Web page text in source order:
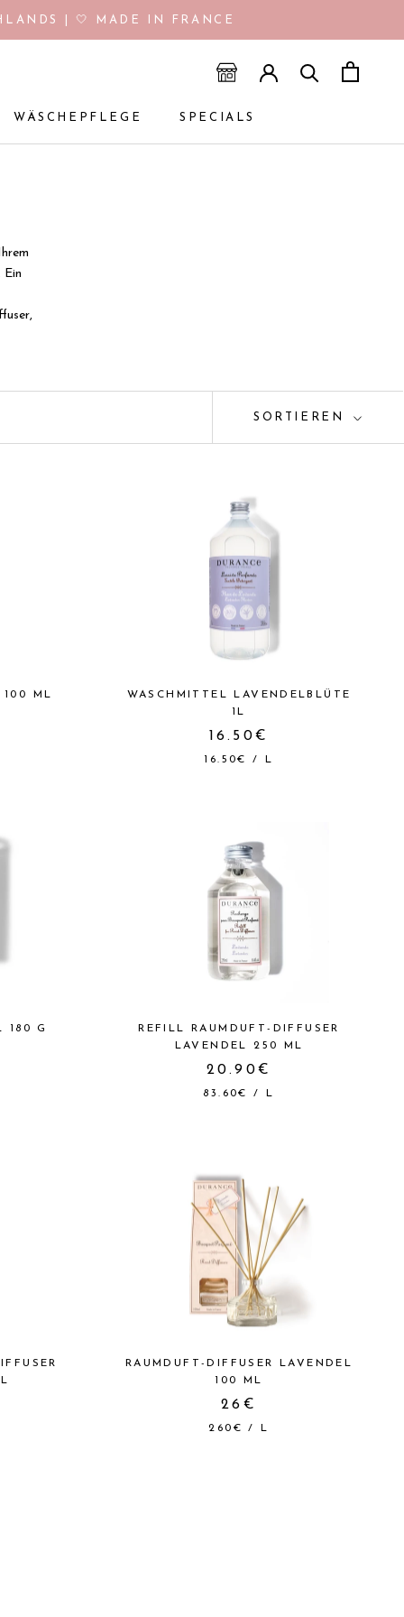
| 🤍 MADE IN FRANCE
WÄSCHEPFLEGE
SPECIALS
Ein
SORTIEREN
100 ML
WASCHMITTEL LAVENDELBLÜTE
1L
16.50€
16.50€ / L
180 G
REFILL RAUMDUFT-DIFFUSER
LAVENDEL 250 ML
20.90€
83.60€ / L
RAUMDUFT-DIFFUSER LAVENDEL
100 ML
26€
260€ / L